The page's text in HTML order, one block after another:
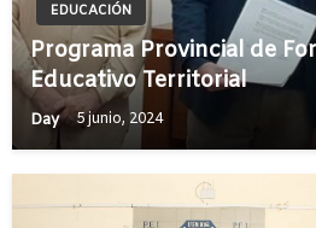
EDUCACIÓN
Programa Provincial de
Educativo Territorial
Day 5 junio, 2024